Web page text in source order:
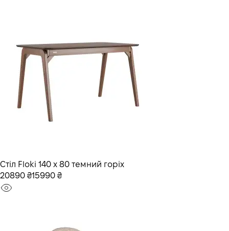
Стіл Floki 140 х 80 темний горіх
20890 ₴15990 ₴